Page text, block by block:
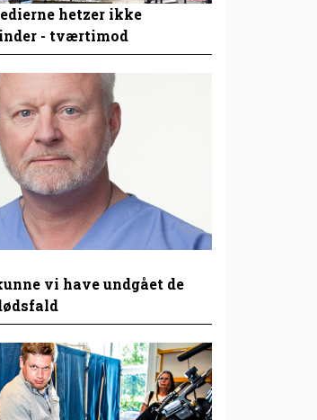
hetzer ikke
- tværtimod
vi have undgået de